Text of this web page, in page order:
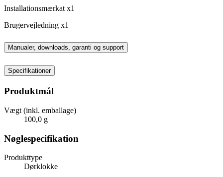
Installationsmærkat x1
Brugervejledning x1
Manualer, downloads, garanti og support
Specifikationer
Produktmål
Vægt (inkl. emballage)
100,0 g
Nøglespecifikation
Produkttype
Dørklokke